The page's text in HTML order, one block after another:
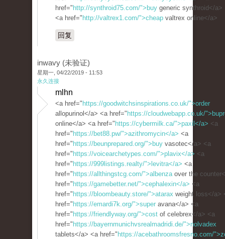
href=" http://synthroid75.com/">buy generic synthroid</a>
<a href=" http://valtrex1.com/">cheap valtrex online</a>
回复
inwavy (未验证)
星期一, 04/22/2019 - 11:53
永久连接
mlhn
<a href=" https://goodwitchsinspirations.co.uk/">order
allopurinol</a> <a href=" https://cloudwebapp.co.uk/
online</a> <a href=" https://cybermilk.ca/">paxil</a> <a
href=" https://bet88.pw/">azithromycin</a> <a
href=" https://beunprepared.org/">buy vasotec</a> <a
href=" https://voicearchetypes.com/">plavix</a> <a
href=" https://999listings.realty/">levitra</a> <a
href=" https://allthingstcg.com/">albenzaover the
href=" https://gamebetter.net/">cephalexin</a> <a
href=" https://bloombeauty.store/">atarax weight loss</a>
href=" https://emardi7k.org/">super avana</a> <a
href=" https://friendlyway.org/">cost of celebrex</a> <a
href=" https://bayernmunichvsrealmadridi.de/">nolvadex
tablets</a> <a href=" https://acebathroomsfresno.com/